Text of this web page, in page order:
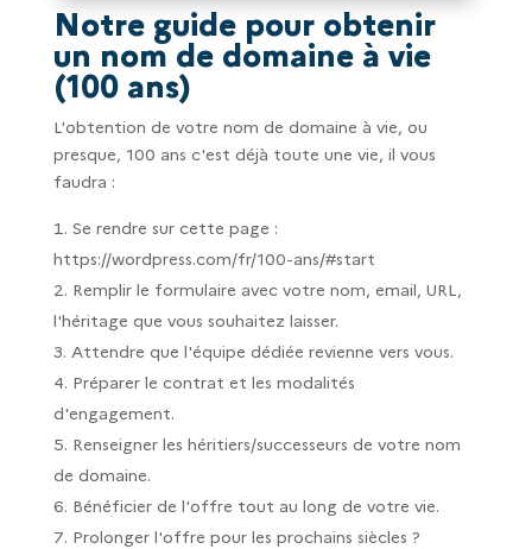
Notre guide pour obtenir
un nom de domaine à vie
(100 ans)
L'obtention de votre nom de domaine à vie, ou
presque, 100 ans c'est déjà toute une vie, il vous
faudra :
Se rendre sur cette page :
https://wordpress.com/fr/100-ans/#start
Remplir le formulaire avec votre nom, email, URL,
l'héritage que vous souhaitez laisser.
Attendre que l'équipe dédiée revienne vers vous.
Préparer le contrat et les modalités
d'engagement.
Renseigner les héritiers/successeurs de votre nom
de domaine.
Bénéficier de l'offre tout au long de votre vie.
Prolonger l'offre pour les prochains siècles ?